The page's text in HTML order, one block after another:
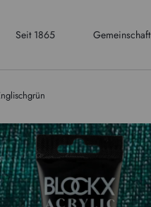
Seit 1865 Gemeinschaft